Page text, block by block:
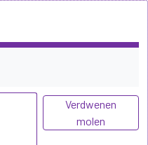
Verdwenen
molen